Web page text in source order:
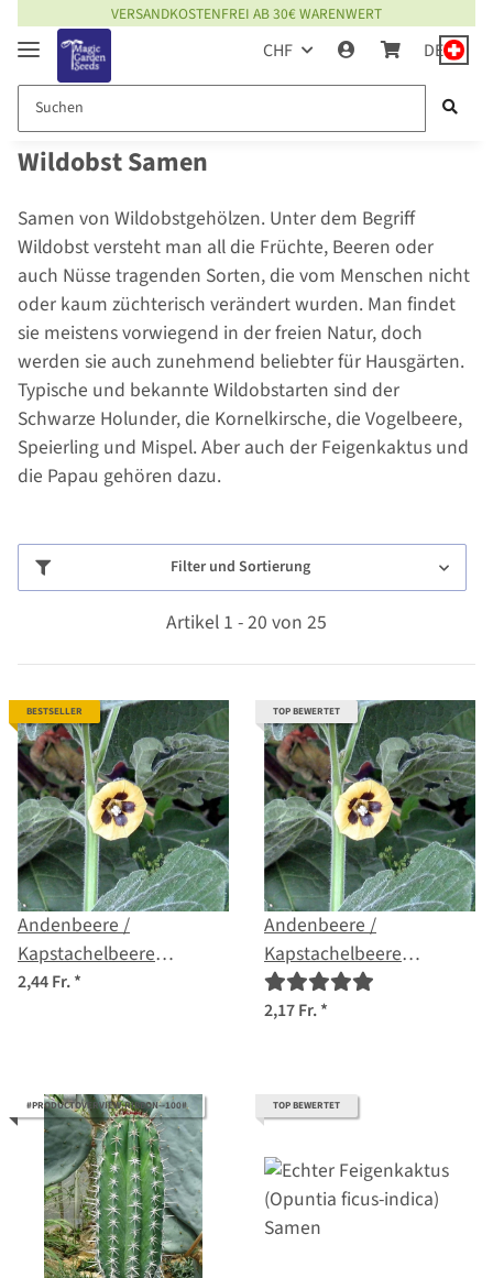
VERSANDKOSTENFREI AB 30€ WARENWERT
CHF DE
Wildobst Samen
Samen von Wildobstgehölzen. Unter dem Begriff
Wildobst versteht man all die Früchte, Beeren oder
auch Nüsse tragenden Sorten, die vom Menschen nicht
oder kaum züchterisch verändert wurden. Man findet
sie meistens vorwiegend in der freien Natur, doch
werden sie auch zunehmend beliebter für Hausgärten.
Typische und bekannte Wildobstarten sind der
Schwarze Holunder, die Kornelkirsche, die Vogelbeere,
Speierling und Mispel. Aber auch der Feigenkaktus und
die Papau gehören dazu.
Filter und Sortierung
Artikel 1 - 20 von 25
BESTSELLER
Andenbeere /
Kapstachelbeere
(Physalis peruviana) Bio
2,44 Fr.*
TOP BEWERTET
Andenbeere /
Kapstachelbeere
(Physalis peruviana)
Samen
2,17 Fr.*
#PRODUCTOVERVIEW.RIBBON--100# TOP BEWERTET